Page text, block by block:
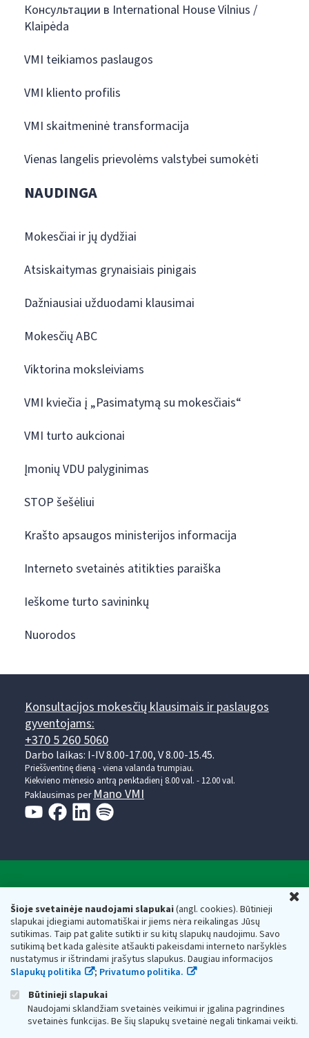
Šioje svetainėje naudojami slapukai(angl. cookies). Būtinieji
slapukai įdiegiami automatiškai ir jiems nėra reikalingas Jūsų
sutikimas. Taip pat galite sutikti ir su kitų slapukų naudojimu. Savo
sutikimą bet kada galėsite atšaukti pakeisdami interneto naršyklės
nustatymus ir ištrindami įrašytus slapukus. Daugiau informacijos
Slapukų politika
; Privatumo politika.
Būtinieji slapukai
Naudojami sklandžiam svetainės veikimui ir įgalina pagrindines
svetainės funkcijas. Be šių slapukų svetainė negali tinkamai veikti.
Консультации в International House Vilnius /
Klaipėda
VMI teikiamos paslaugos
VMI kliento profilis
VMI skaitmeninė transformacija
Vienas langelis prievolėms valstybei sumokėti
NAUDINGA
Mokesčiai ir jų dydžiai
Atsiskaitymas grynaisiais pinigais
Dažniausiai užduodami klausimai
Mokesčių ABC
Viktorina moksleiviams
VMI kviečia į „Pasimatymą su mokesčiais“
VMI turto aukcionai
Įmonių VDU palyginimas
STOP šešėliui
Krašto apsaugos ministerijos informacija
Interneto svetainės atitikties paraiška
Ieškome turto savininkų
Nuorodos
Konsultacijos mokesčių klausimais ir paslaugos
gyventojams:
+370 5 260 5060
Darbo laikas: I-IV 8.00-17.00, V 8.00-15.45.
Prieššventinę dieną - viena valanda trumpiau.
Kiekvieno mėnesio antrą penktadienį 8.00 val. - 12.00 val.
Paklausimas per Mano VMI
Respublikos finansų ministerijos
Biudžetinė įstaiga. Juridinio asmens kodas — 188659752,
adresas: Vasario 16-osios g. 14, 01107 Vilnius, Lietuva, el.paštas:
vmi@vmi.lt, E. pristatymo dėžutės adresas 188659752
Duomenys apie Valstybinę mokesčių inspekciją prie Lietuvos
Respublikos finansų ministerijos kaupiami ir saugomi Juridinių